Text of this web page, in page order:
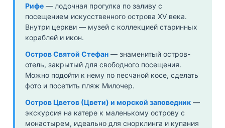
Рифе — лодочная прогулка по заливу с
посещением искусственного острова XV века.
Внутри церкви — музей с коллекцией старинных
кораблей и икон.
Остров Святой Стефан — знаменитый остров-
отель, закрытый для свободного посещения.
Можно подойти к нему по песчаной косе, сделать
фото и посетить пляж Милочер.
Остров Цветов (Цвети) и морской заповедник —
экскурсия на катере к маленькому острову с
монастырем, идеально для снорклинга и купания